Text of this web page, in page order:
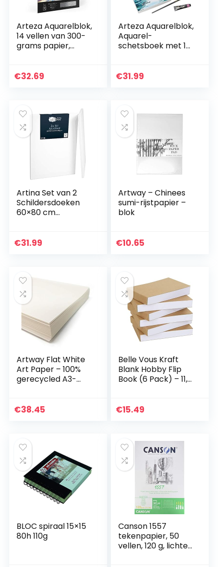
Arteza Aquarelblok,
14 vellen van 300-
grams papier,
tekenpapier van
€32.69
Arteza Aquarelblok,
Aquarel-
schetsboek met 10
vouwbare frames,
€31.99
Artina Set van 2
Schildersdoeken
60×80 cm
– Canvas Set
€31.99
Artway – Chinees
sumi-rijstpapier –
blok
€10.65
Artway Flat White
Art Paper – 100%
gerecycled A3-
koffiebekerafval) –
€38.45
Belle Vous Kraft
Blank Hobby Flip
Book (6 Pack) – 11,5
Vellen) Geen Uit
€15.49
BLOC spiraal 15×15
80h 110g
Canson 1557
tekenpapier, 50
vellen, 120 g, lichte